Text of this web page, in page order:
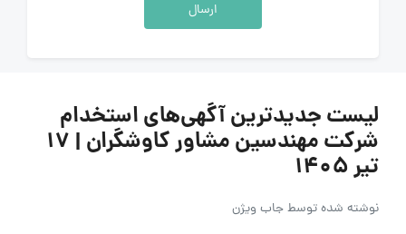
ارسال
لیست جدیدترین آگهی‌های استخدام
شرکت مهندسین مشاور کاوشگران | ۱۷
تیر ۱۴۰۵
نوشته شده توسطجاب ویژن